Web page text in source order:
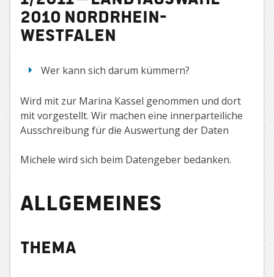
2010 Nordrhein-
Westfalen
Wer kann sich darum kümmern?
Wird mit zur Marina Kassel genommen und dort
mit vorgestellt. Wir machen eine innerparteiliche
Ausschreibung für die Auswertung der Daten
Michele wird sich beim Datengeber bedanken.
Allgemeines
Thema